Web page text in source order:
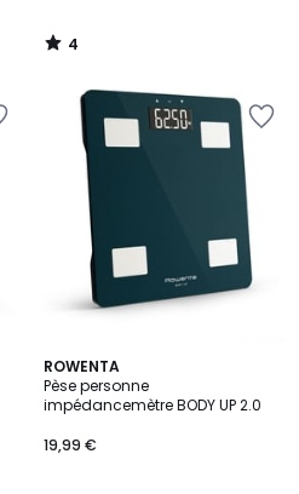
4
/
ROWENTA
Pèse personne
impédancemètre BODY UP 2.0
19,99 €